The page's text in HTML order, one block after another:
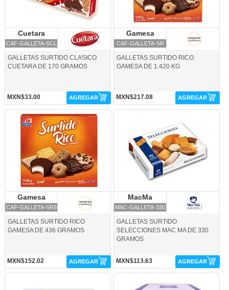
Cuetara
CAF-GALLETA-SCL
Cuetara
GALLETAS SURTIDO CLASICO
CUETARA DE 170 GRAMOS
MXN$33.00 AGREGAR
Gamesa
CAF-GALLETA-SR
GALLETAS SURTIDO RICO
GAMESA DE 1.420 KG
MXN$217.08 AGREGAR
CAF-GALLETA-SR5-Gamesa
Gamesa
CAF-GALLETA-SR5
GALLETAS SURTIDO RICO
GAMESA DE 436 GRAMOS
MXN$152.02 AGREGAR
MacMa
MAC-GALLETA-330
GALLETAS SURTIDO
SELECCIONES MAC MA DE 330
GRAMOS
MXN$113.63 AGREGAR